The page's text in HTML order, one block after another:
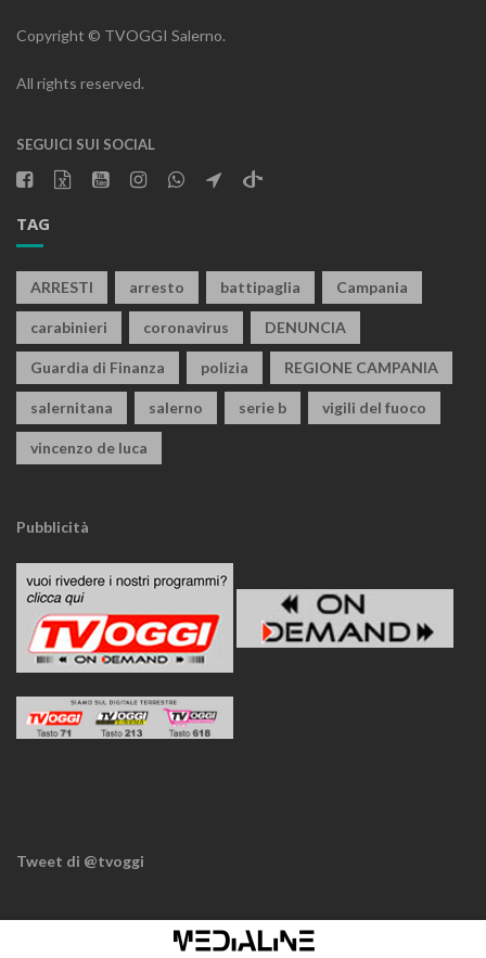
Copyright © TVOGGI Salerno.
All rights reserved.
SEGUICI SUI SOCIAL
TAG
ARRESTI arresto battipaglia Campania
carabinieri coronavirus DENUNCIA
Guardia di Finanza polizia REGIONE CAMPANIA
salernitana salerno serie b vigili del fuoco
vincenzo de luca
Pubblicità
Tweet di @tvoggi